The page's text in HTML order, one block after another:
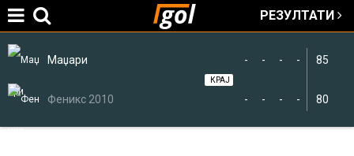
РЕЗУЛТАТИ
Маџари
Феникс 2010
85
80
-
-
-
-
-
-
-
-
КРАЈ